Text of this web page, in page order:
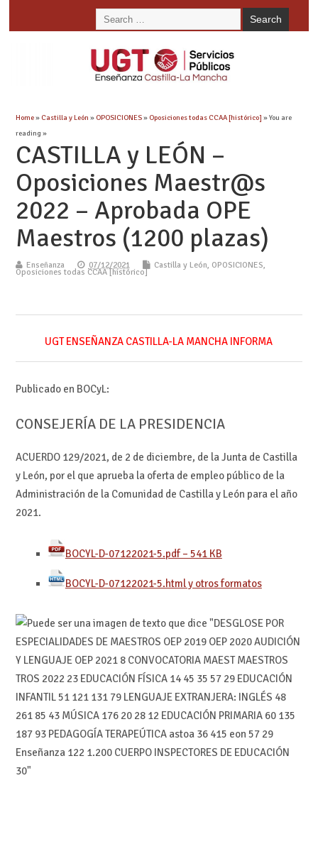
Home» Castilla y León » OPOSICIONES» Oposiciones todas CCAA [histórico] » You are
reading »
CASTILLA y LEÓN –
Oposiciones Maestr@s
2022 – Aprobada OPE
Maestros (1200 plazas)
Enseñanza 07/12/2021 Castilla y León, OPOSICIONES,
Oposiciones todas CCAA [histórico]
UGT ENSEÑANZA CASTILLA-LA MANCHA INFORMA
Publicado en BOCyL:
CONSEJERÍA DE LA PRESIDENCIA
ACUERDO 129/2021, de 2 de diciembre, de la Junta de Castilla
y León, por el que aprueba la oferta de empleo público de la
Administración de la Comunidad de Castilla y León para el año
2021.
BOCYL-D-07122021-5.pdf – 541 KB
BOCYL-D-07122021-5.html y otros formatos